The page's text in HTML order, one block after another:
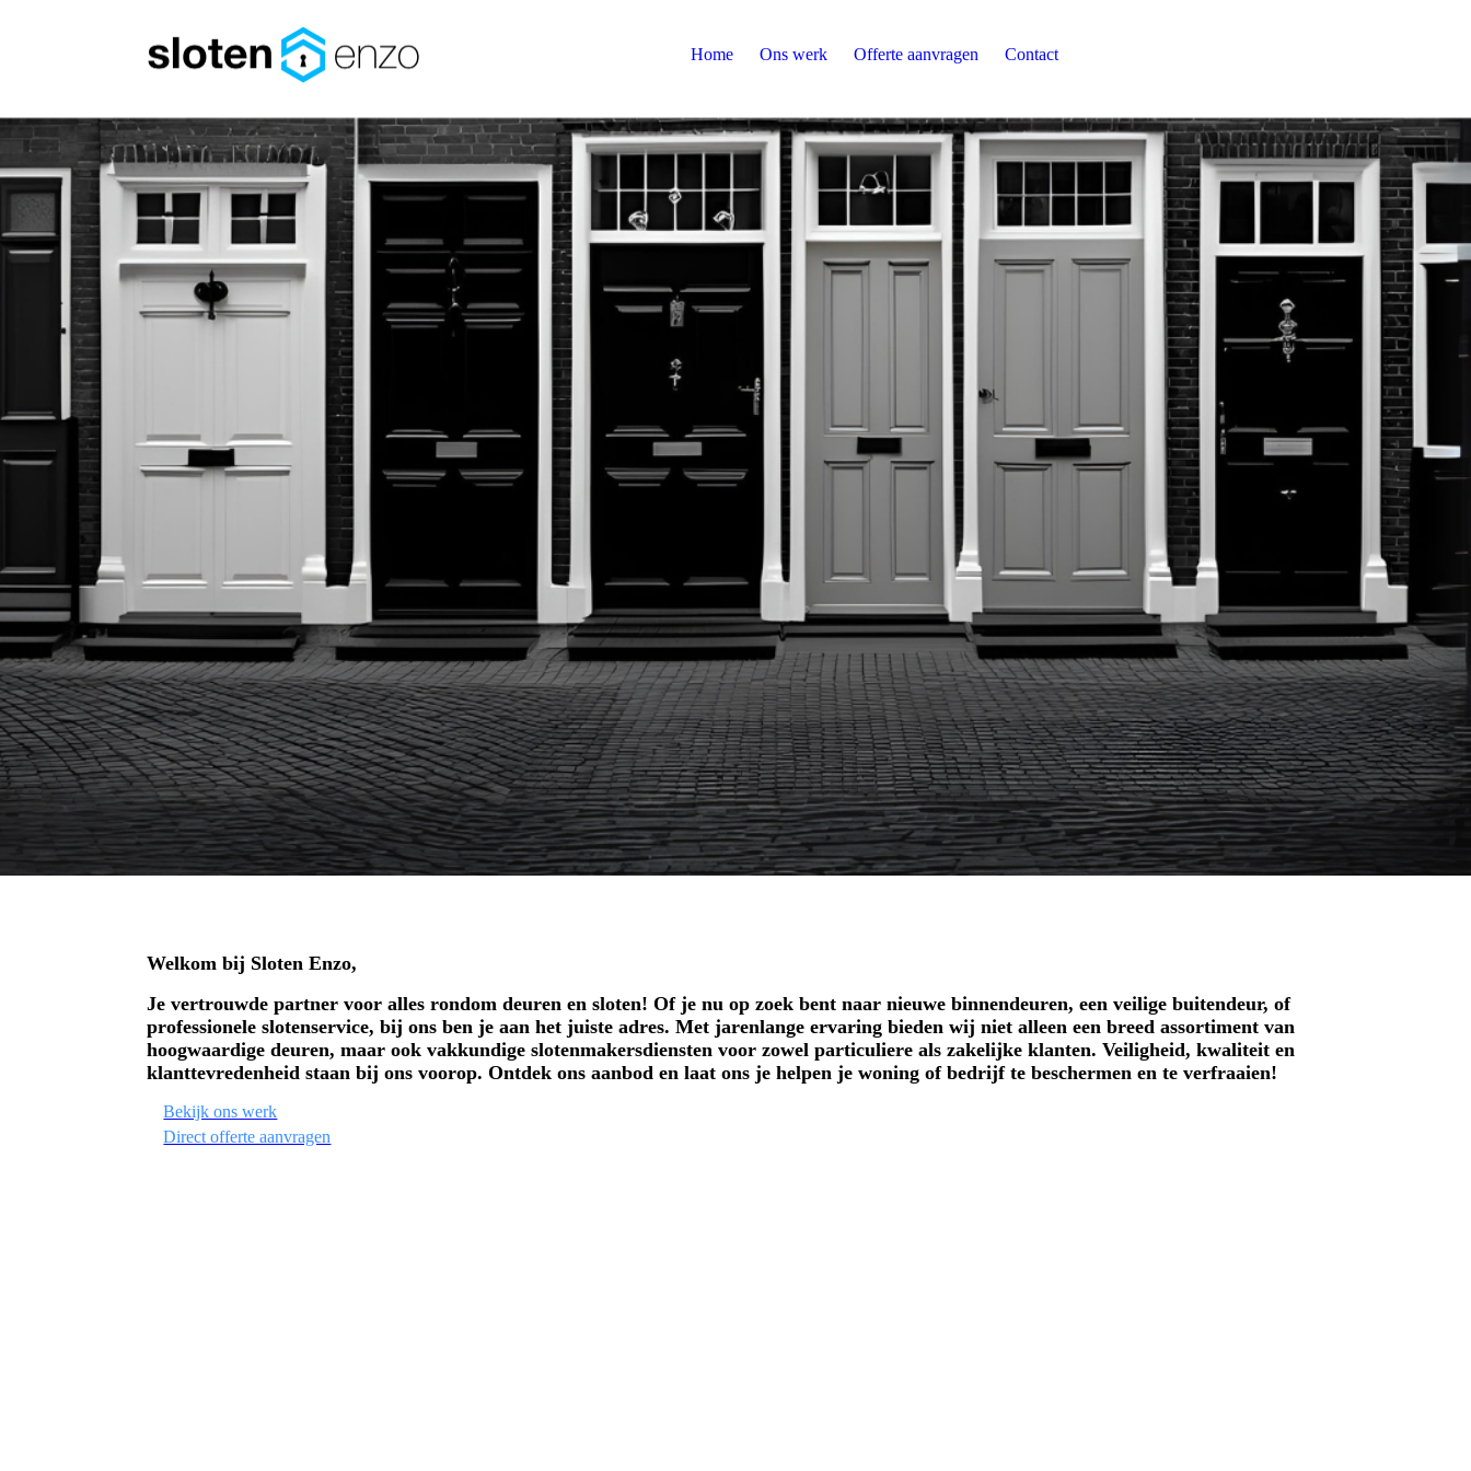
Home Ons werk Offerte aanvragen Contact
Welkom bij Sloten Enzo,
Je vertrouwde partner voor alles rondom deuren en sloten!Of je nu op zoek bent naar nieuwe binnendeuren, een veilige buitendeur, of
professionele slotenservice, bij ons ben je aan het juiste adres. Met jarenlange ervaring bieden wij niet alleen een breed assortiment van
hoogwaardige deuren, maar ook vakkundige slotenmakersdiensten voor zowel particuliere als zakelijke klanten. Veiligheid, kwaliteit en
klanttevredenheid staan bij ons voorop. Ontdek ons aanbod en laat ons je helpen je woning of bedrijf te beschermen en te verfraaien!
Bekijk ons werk
Direct offerte aanvragen